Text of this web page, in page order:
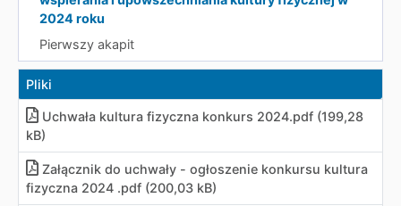
2024 roku
Pierwszy akapit
Pliki
Uchwała kultura fizyczna konkurs 2024.pdf (199,28
kB)
Załącznik do uchwały - ogłoszenie konkursu kultura
fizyczna 2024 .pdf (200,03 kB)